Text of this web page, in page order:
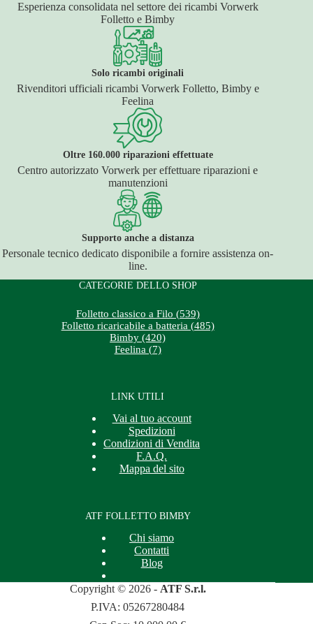
Esperienza consolidata nel settore dei ricambi Vorwerk
Folletto e Bimby
Solo ricambi originali
Rivenditori ufficiali ricambi Vorwerk Folletto, Bimby e
Feelina
Oltre 160.000 riparazioni effettuate
Centro autorizzato Vorwerk per effettuare riparazioni e
manutenzioni
Supporto anche a distanza
Personale tecnico dedicato disponibile a fornire assistenza on-
line.
CATEGORIE DELLO SHOP
Folletto classico a Filo (539)
Folletto ricaricabile a batteria (485)
Bimby (420)
Feelina (7)
LINK UTILI
Vai al tuo account
Spedizioni
Condizioni di Vendita
F.A.Q.
Mappa del sito
ATF FOLLETTO BIMBY
Chi siamo
Contatti
Blog
Copyright © 2026 - ATF S.r.l.
P.IVA: 05267280484